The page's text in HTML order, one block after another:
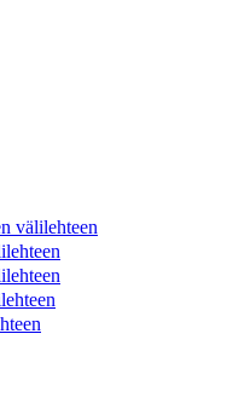
välilehteen